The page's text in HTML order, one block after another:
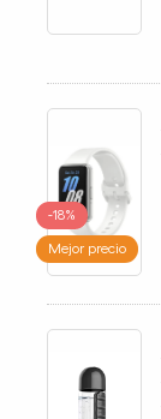
-18%
Mejor precio